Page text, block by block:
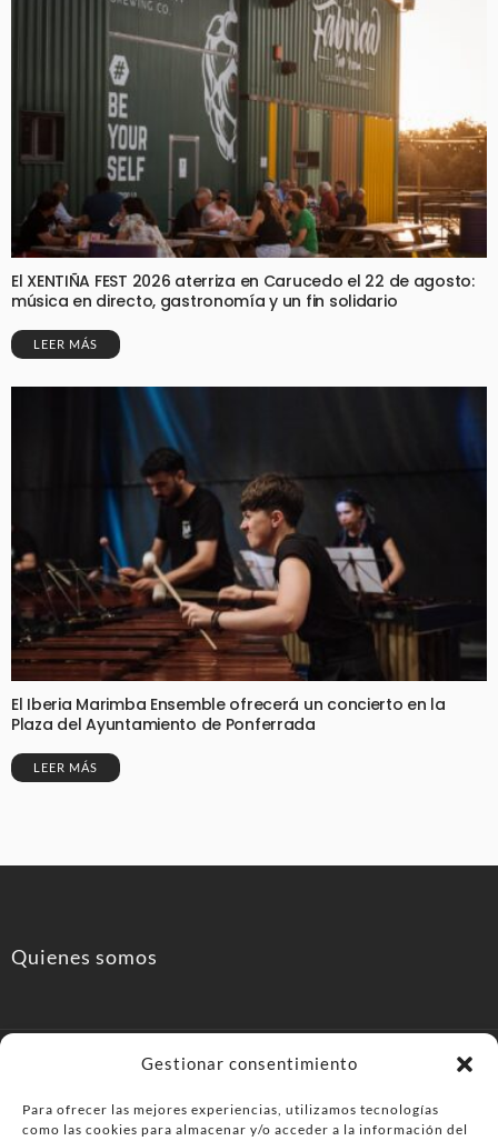
Gestionar consentimiento
Para ofrecer las mejores experiencias, utilizamos tecnologías
como las cookies para almacenar y/o acceder a la información del
El XENTIÑA FEST 2026 aterriza en Carucedo el 22 de agosto:
música en directo, gastronomía y un fin solidario
LEER MÁS
El Iberia Marimba Ensemble ofrecerá un concierto en la
Plaza del Ayuntamiento de Ponferrada
LEER MÁS
Quienes somos